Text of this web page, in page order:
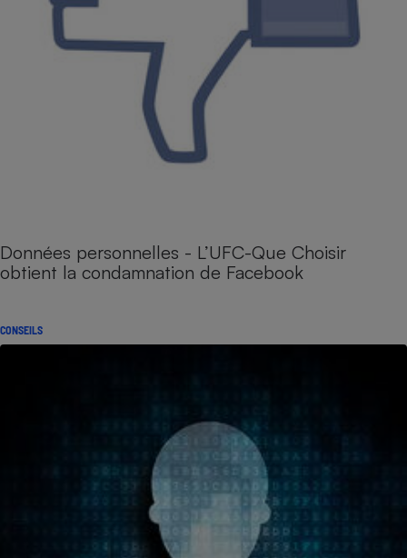
Données personnelles - L’UFC-Que Choisir
obtient la condamnation de Facebook
CONSEILS